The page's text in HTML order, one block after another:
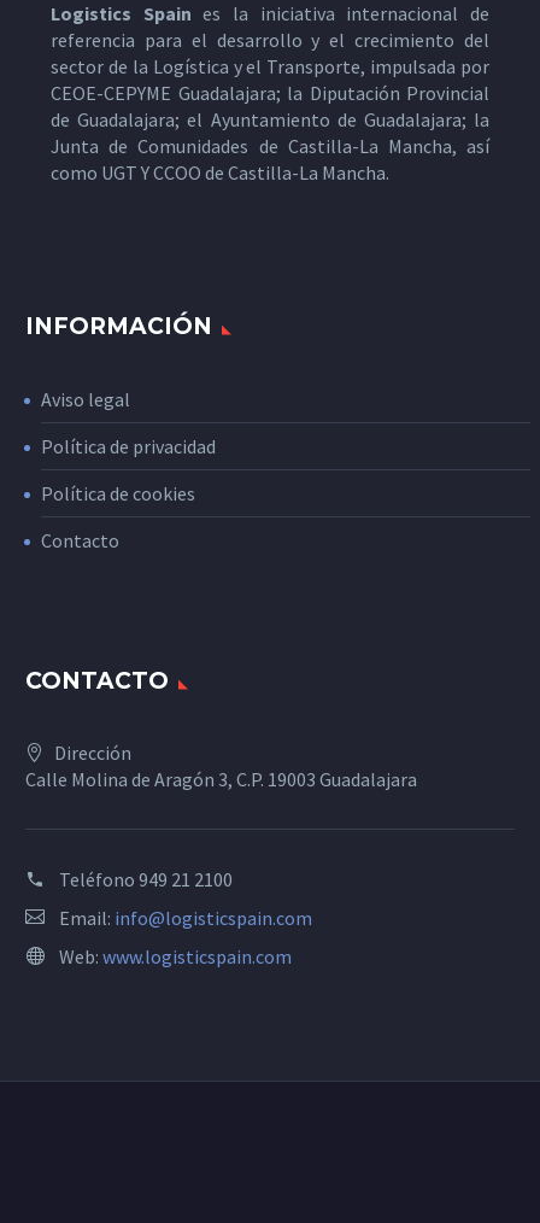
Logistics Spain es la iniciativa internacional de
referencia para el desarrollo y el crecimiento del
sector de la Logística y el Transporte, impulsada por
CEOE-CEPYME Guadalajara; la Diputación Provincial
de Guadalajara; el Ayuntamiento de Guadalajara; la
Junta de Comunidades de Castilla-La Mancha, así
como UGT Y CCOO de Castilla-La Mancha.
INFORMACIÓN
Aviso legal
Política de privacidad
Política de cookies
Contacto
CONTACTO
Dirección
Calle Molina de Aragón 3, C.P. 19003 Guadalajara
Teléfono 949 21 2100
Email: info@logisticspain.com
Web: www.logisticspain.com